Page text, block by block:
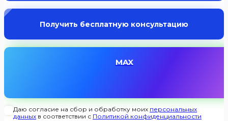
MAX
Даю согласие на сбор и обработку моих персональных
данных в соответствии с Политикой конфиденциальности